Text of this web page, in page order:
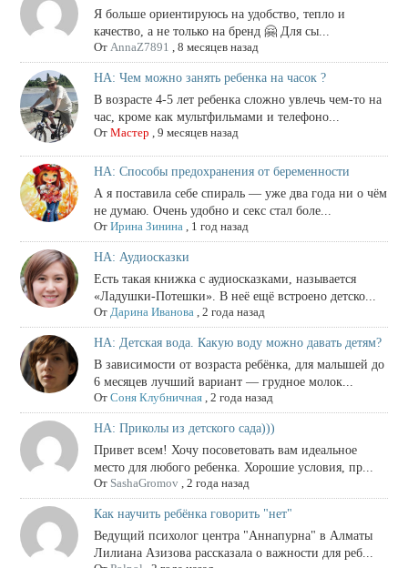
Я больше ориентируюсь на удобство, тепло и
качество, а не только на бренд 🤗 Для сы...
От AnnaZ7891 , 8 месяцев назад
НА: Чем можно занять ребенка на часок ?
В возрасте 4-5 лет ребенка сложно увлечь чем-то на
час, кроме как мультфильмами и телефоно...
От Мастер , 9 месяцев назад
НА: Способы предохранения от беременности
А я поставила себе спираль — уже два года ни о чём
не думаю. Очень удобно и секс стал боле...
От Ирина Зинина 1 год назад
НА: Аудиосказки
Есть такая книжка с аудиосказками, называется
«Ладушки-Потешки». В неё ещё встроено детско...
От Дарина Иванова 2 года назад
НА: Детская вода. Какую воду можно давать детям?
В зависимости от возраста ребёнка, для малышей до
6 месяцев лучший вариант — грудное молок...
От Соня Клубничная, 2 года назад
НА: Приколы из детского сада)))
Привет всем! Хочу посоветовать вам идеальное
место для любого ребенка. Хорошие условия, пр...
От SashaGromov, 2 года назад
Как научить ребёнка говорить "нет"
Ведущий психолог центра "Аннапурна" в Алматы
Лилиана Азизова рассказала о важности для реб...